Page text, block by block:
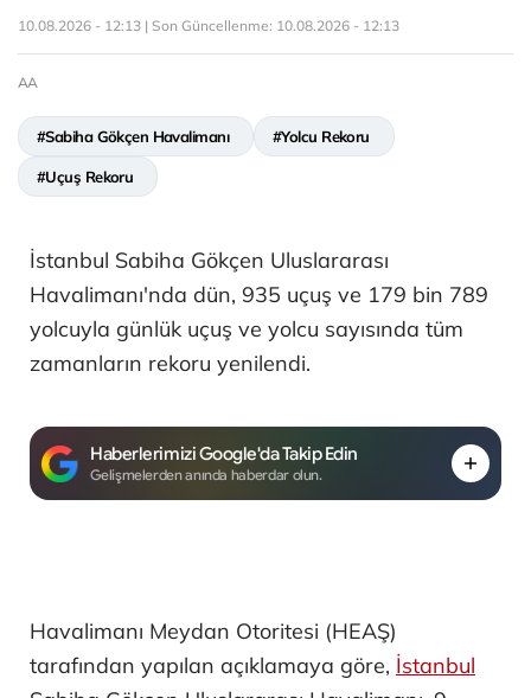
10.08.2026 - 12:13 | Son Güncellenme: 10.08.2026 - 12:13
AA
#Sabiha Gökçen Havalimanı #Yolcu Rekoru
#Uçuş Rekoru
İstanbul Sabiha Gökçen Uluslararası
Havalimanı'nda dün, 935 uçuş ve 179 bin 789
yolcuyla günlük uçuş ve yolcu sayısında tüm
zamanların rekoru yenilendi.
Haberlerimizi Google'da Takip Edin
Gelişmelerden anında haberdar olun.
Havalimanı Meydan Otoritesi (HEAŞ)
tarafından yapılan açıklamaya göre, İstanbul